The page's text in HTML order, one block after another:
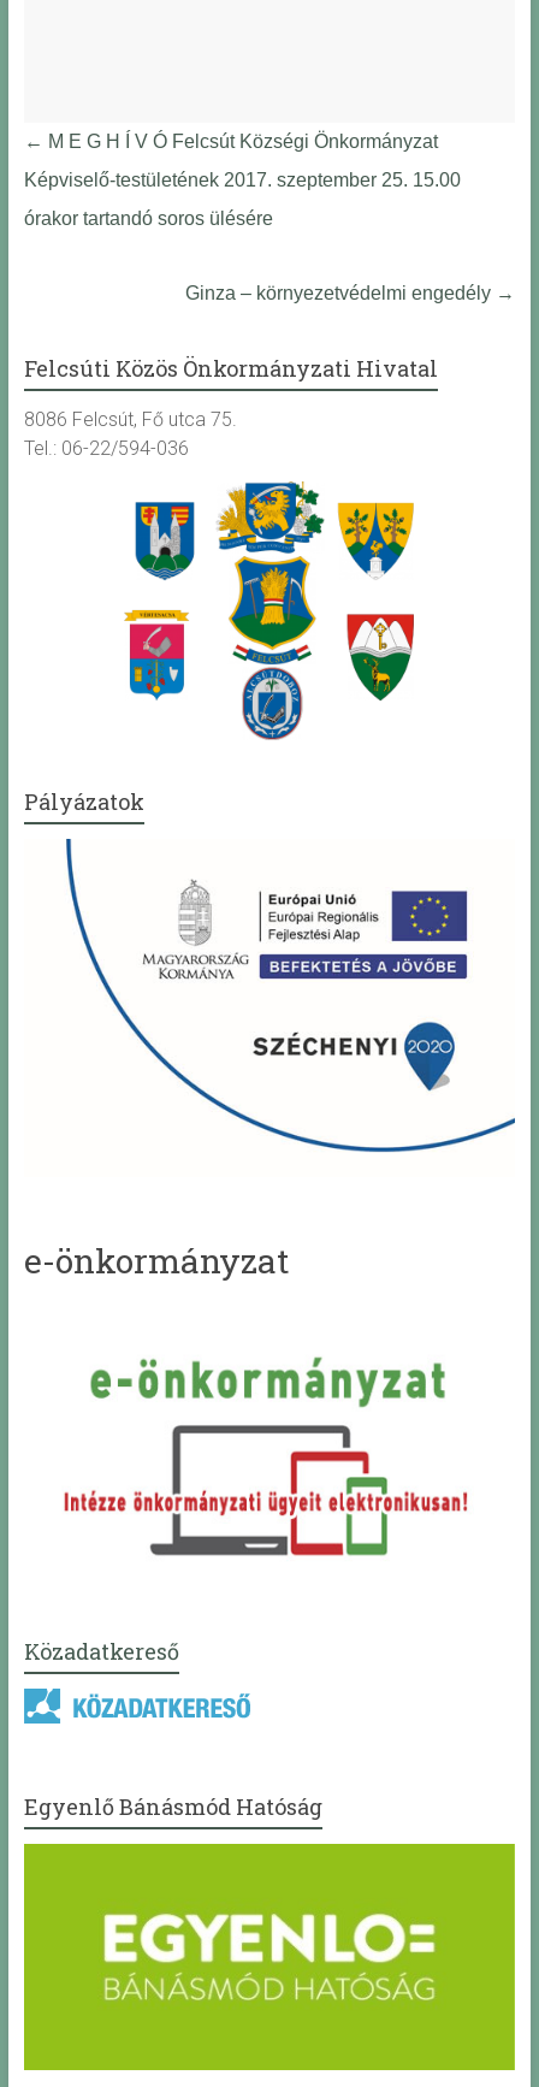
← M E G H Í V Ó Felcsút Községi Önkormányzat
Képviselő-testületének 2017. szeptember 25. 15.00
órakor tartandó soros ülésére
Ginza – környezetvédelmi engedély →
Felcsúti Közös Önkormányzati Hivatal
8086 Felcsút, Fő utca 75.
Tel.: 06-22/594-036
Pályázatok
e-önkormányzat
Közadatkereső
Egyenlő Bánásmód Hatóság